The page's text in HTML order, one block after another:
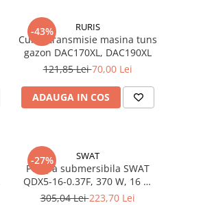
-43% RURIS
Curea transmisie masina tuns
gazon DAC170XL, DAC190XL
121,85 Lei70,00 Lei
ADAUGA IN COS
-27% SWAT
Pompa submersibila SWAT
QDX5-16-0.37F, 370 W, 16 m
inaltime, 1.5 mc/h
305,04 Lei223,70 Lei